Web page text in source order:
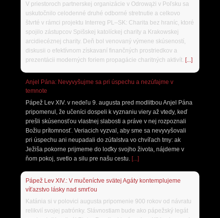
V priestoroch partnerskej organizácie v Odrowążi v Poľsku sa
uskutočnilo celodenné druhé odborné stretnutie a celkovo
štvrté v rámci projektu Interreg PL–SK: Charita bez hraníc, ktoré
spojilo zástupcov Spišskej katolíckej charity a Krakowskej
arcidiecéznej charity. Deň bol venovaný výmene skúseností,
diskusii o efektívnom získavaní finančných prostriedkov a
prezentácii moderných foriem propagácie charitných aktivít. [...]
Anjel Pána: Nevyvyšujme sa pri úspechu a nezúfajme v
temnote
Pápež Lev XIV. v nedeľu 9. augusta pred modlitbou Anjel Pána
pripomenul, že učeníci dospeli k vyznaniu viery až vtedy, keď
prešli skúsenosťou vlastnej slabosti a práve v nej rozpoznali
Božiu prítomnosť. Veriacich vyzval, aby sme sa nevyvyšovali
pri úspechu ani neupadali do zúfalstva vo chvíľach tmy: ak
Ježiša pokorne prijmeme do loďky svojho života, nájdeme v
ňom pokoj, svetlo a silu pre našu cestu. [...]
Pápež Lev XIV.: V mučeníctve svätej Agáty kontemplujeme
víťazstvo lásky nad smrťou
Katánia si v polovici augusta pripomenie 900 rokov od návratu
relikvií svojej patrónky. Slávnostiam bude ako pápežský legát